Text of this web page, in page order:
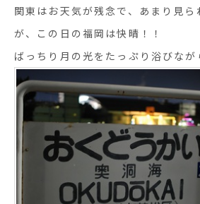
関東はお天気が残念で、あまり見ら
が、この日の福岡は快晴！！
ばっちり月の光をたっぷり浴びなが